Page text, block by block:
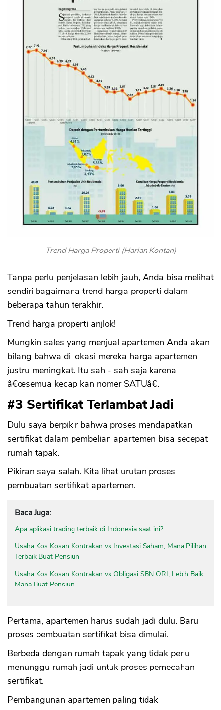
Trend Harga Properti (Harian Kontan)
Tanpa perlu penjelasan lebih jauh, Anda bisa melihat
sendiri bagaimana trend harga properti dalam
beberapa tahun terakhir.
Trend harga properti anjlok!
Mungkin sales yang menjual apartemen Anda akan
bilang bahwa di lokasi mereka harga apartemen
justru meningkat. Itu sah - sah saja karena
â€œsemua kecap kan nomer SATUâ€.
#3 Sertifikat Terlambat Jadi
Dulu saya berpikir bahwa proses mendapatkan
sertifikat dalam pembelian apartemen bisa secepat
rumah tapak.
Pikiran saya salah. Kita lihat urutan proses
pembuatan sertifikat apartemen.
Baca Juga:
Apa aplikasi trading terbaik di Indonesia saat ini?
Usaha Kos Kosan Kontrakan vs Investasi Saham, Mana Pilihan
Terbaik Buat Pensiun
Usaha Kos Kosan Kontrakan vs Obligasi SBN ORI, Lebih Baik
Mana Buat Pensiun
Pertama, apartemen harus sudah jadi dulu. Baru
proses pembuatan sertifikat bisa dimulai.
Berbeda dengan rumah tapak yang tidak perlu
menunggu rumah jadi untuk proses pemecahan
sertifikat.
Pembangunan apartemen paling tidak